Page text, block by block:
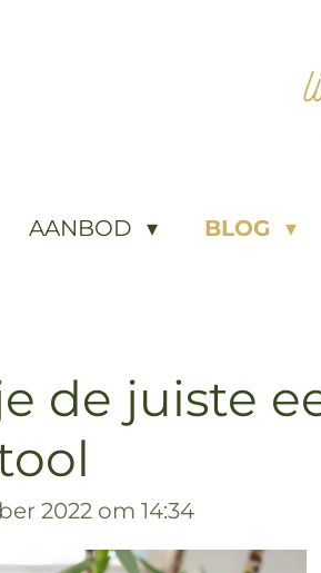
AANBOD BLOG
de juiste
2022 om 14:34